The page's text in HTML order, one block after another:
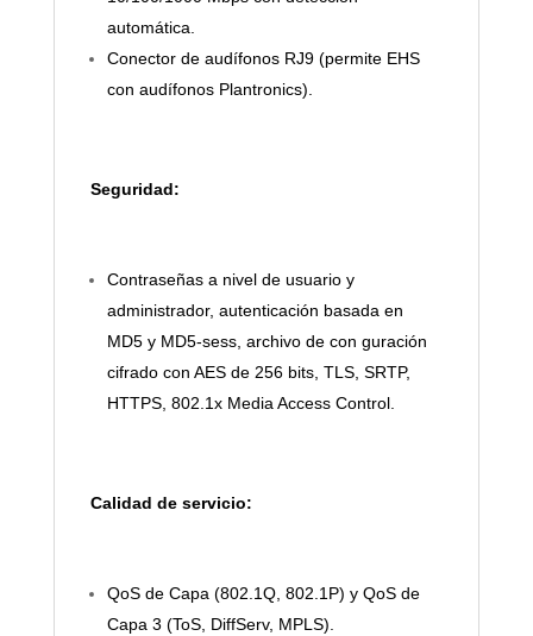
automática.
Conector de audífonos RJ9 (permite EHS
con audífonos Plantronics).
Seguridad:
Contraseñas a nivel de usuario y
administrador, autenticación basada en
MD5 y MD5-sess, archivo de con guración
cifrado con AES de 256 bits, TLS, SRTP,
HTTPS, 802.1x Media Access Control.
Calidad de servicio:
QoS de Capa (802.1Q, 802.1P) y QoS de
Capa 3 (ToS, DiffServ, MPLS).